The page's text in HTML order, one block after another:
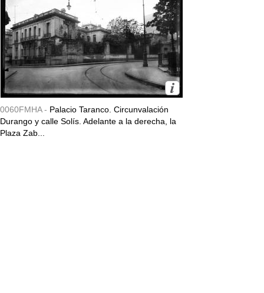
0060FMHA - Palacio Taranco. Circunvalación
Durango y calle Solís. Adelante a la derecha, la
Plaza Zab...